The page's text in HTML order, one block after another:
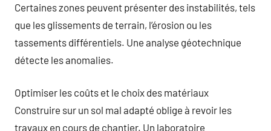
Certaines zones peuvent présenter des instabilités, tels
que les glissements de terrain, l’érosion ou les
tassements différentiels. Une analyse géotechnique
détecte les anomalies.
Optimiser les coûts et le choix des matériaux
Construire sur un sol mal adapté oblige à revoir les
travaux en cours de chantier. Un laboratoire